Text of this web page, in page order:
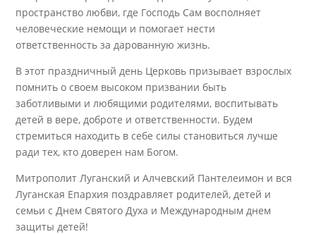
пространство любви, где Господь Сам восполняет
человеческие немощи и помогает нести
ответственность за дарованную жизнь.
В этот праздничный день Церковь призывает взрослых
помнить о своем высоком призвании быть
заботливыми и любящими родителями, воспитывать
детей в вере, доброте и ответственности. Будем
стремиться находить в себе силы становиться лучше
ради тех, кто доверен нам Богом.
Митрополит Луганский и Алчевский Пантелеимон и вся
Луганская Епархия поздравляет родителей, детей и
семьи с Днем Святого Духа и Международным днем
защиты детей!